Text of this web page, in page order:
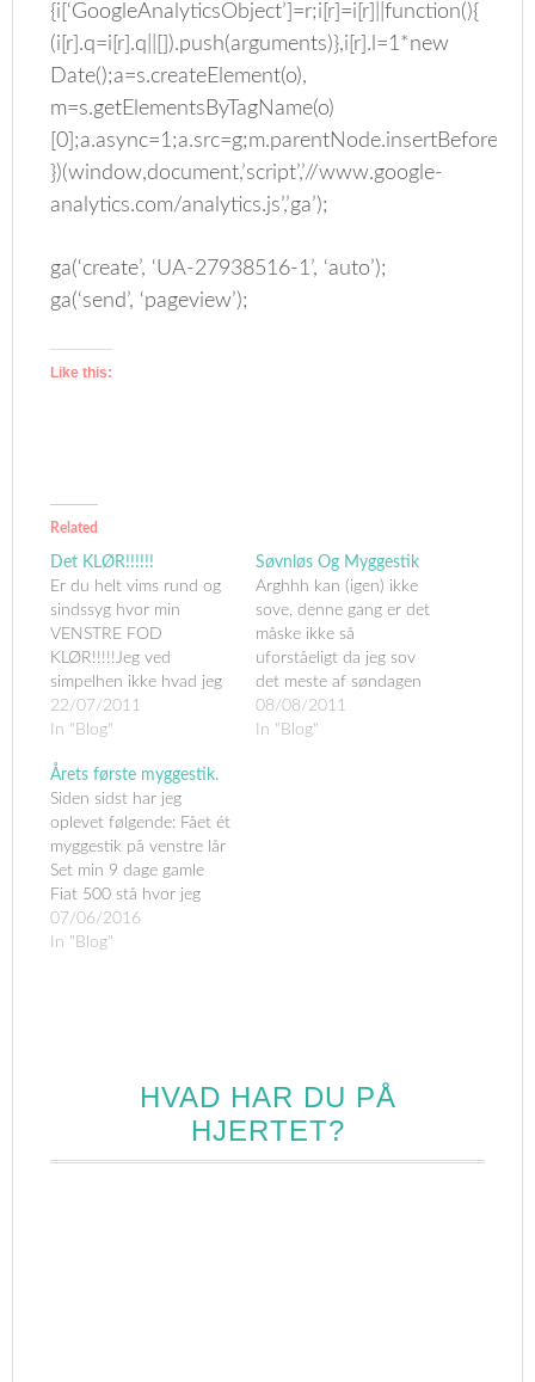
{i[‘GoogleAnalyticsObject’]=r;i[r]=i[r]||function(){
(i[r].q=i[r].q||[]).push(arguments)},i[r].l=1*new
Date();a=s.createElement(o),
m=s.getElementsByTagName(o)
})(window,document,’script’,’//www.google-
analytics.com/analytics.js’,’ga’);
ga(‘create’, ‘UA-27938516-1’, ‘auto’);
ga(‘send’, ‘pageview’);
Like this:
Related
Det KLØR!!!!!!
Er du helt vims rund og
sindssyg hvor min
VENSTRE FOD
KLØR!!!!!Jeg ved
simpelhen ikke hvad jeg
skal gøre, den klør og
klør og klør og lægerne
er "Kjøwenhavner
Hysteri" - ikke at jeg har
ringet til en læge i dag,
men det var det de
sagde i…
22/07/2011
In "Blog"
Søvnløs Og Myggestik
Arghhh kan (igen) ikke
sove, denne gang er det
måske ikke så
uforståeligt da jeg sov
det meste af søndagen
pga. min massive
indtagelse af
08/08/2011
In "Blog"
Årets første myggestik.
Siden sidst har jeg
oplevet følgende: Fået ét
myggestik på venstre lår
Set min 9 dage gamle
Fiat 500 stå hvor jeg
parkeret den, med
benzin dækslet revet af,
07/06/2016
In "Blog"
HVAD HAR DU PÅ
HJERTET?